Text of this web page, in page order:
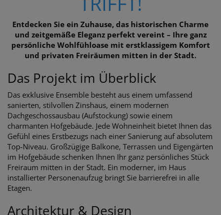
Entdecken Sie ein Zuhause, das historischen Charme
und zeitgemäße Eleganz perfekt vereint – Ihre ganz
persönliche Wohlfühloase mit erstklassigem Komfort
und privaten Freiräumen mitten in der Stadt.
Das Projekt im Überblick
Das exklusive Ensemble besteht aus einem umfassend
sanierten, stilvollen Zinshaus, einem modernen
Dachgeschossausbau (Aufstockung) sowie einem
charmanten Hofgebäude. Jede Wohneinheit bietet Ihnen das
Gefühl eines Erstbezugs nach einer Sanierung auf absolutem
Top-Niveau. Großzügige Balkone, Terrassen und Eigengärten
im Hofgebäude schenken Ihnen Ihr ganz persönliches Stück
Freiraum mitten in der Stadt. Ein moderner, im Haus
installierter Personenaufzug bringt Sie barrierefrei in alle
Etagen.
Architektur & Design